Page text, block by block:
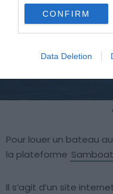
CONFIRM
Data Deletion
Pour louer un bateau
la plateforme Samboat
Il s’agit d’un site